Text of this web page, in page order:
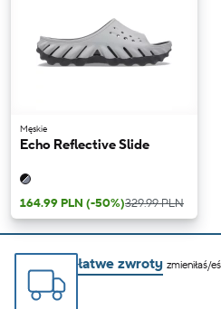
Męskie
Echo Reflective Slide
164.99 PLN (-50%)329.99 PLN
łatwe zwroty zmieniłaś/